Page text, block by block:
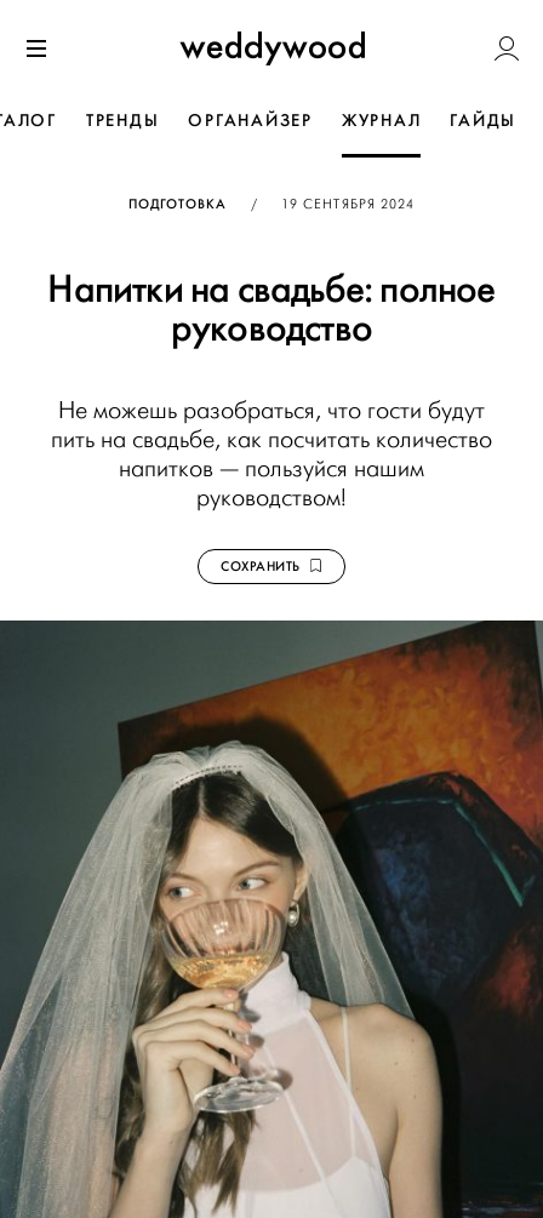
к содержанию
Weddywood
ТРЕНДЫ ОРГАНАЙЗЕР ЖУРНАЛ ГАЙДЫ
ПОДГОТОВКА / ОПУБЛИКОВАНО
19 СЕНТЯБРЯ 2024
Напитки на свадьбе: полное
руководство
Не можешь разобраться, что гости будут
пить на свадьбе, как посчитать количество
напитков — пользуйся нашим
руководством!
СОХРАНИТЬ